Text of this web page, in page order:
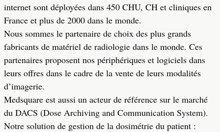
internet sont déployées dans 450 CHU, CH et cliniques en
France et plus de 2000 dans le monde.
Nous sommes le partenaire de choix des plus grands
fabricants de matériel de radiologie dans le monde. Ces
partenaires proposent nos périphériques et logiciels dans
leurs offres dans le cadre de la vente de leurs modalités
d’imagerie.
Medsquare est aussi un acteur de référence sur le marché
du DACS (Dose Archiving and Communication System).
Notre solution de gestion de la dosimétrie du patient :